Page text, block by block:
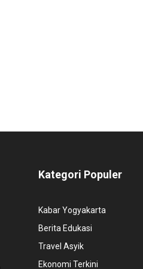
Kategori Populer
Kabar Yogyakarta
Berita Edukasi
Travel Asyik
Ekonomi Terkini